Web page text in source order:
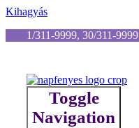
Kihagyás
1/311-9999, 30/311-9999
Toggle
Navigation